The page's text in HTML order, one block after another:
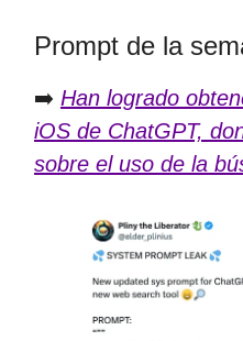
Prompt de la
➡️ Han logrado
iOS de ChatGPT,
sobre el uso de la